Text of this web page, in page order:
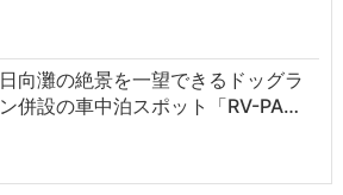
日向灘の絶景を一望できるドッグラ
ン併設の車中泊スポット「RV-PA…